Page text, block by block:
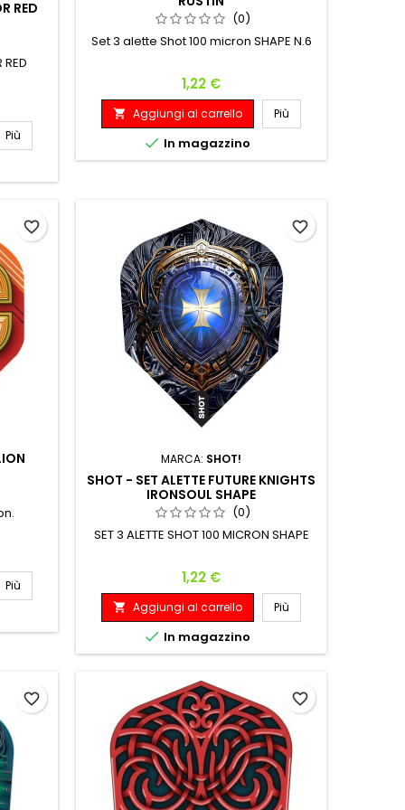
RED
Più
(0)
Set 3 alette Shot 100 micron SHAPE N.6
Prezzo
1,22 €
 Aggiungi al carrello Più
 In magazzino
Più
favorite_border
MARCA: SHOT!
SHOT - SET ALETTE FUTURE KNIGHTS
IRONSOUL SHAPE
(0)
SET 3 ALETTE SHOT 100 MICRON SHAPE
Prezzo
1,22 €
 Aggiungi al carrello Più
 In magazzino
favorite_border
favorite_border favorite_border